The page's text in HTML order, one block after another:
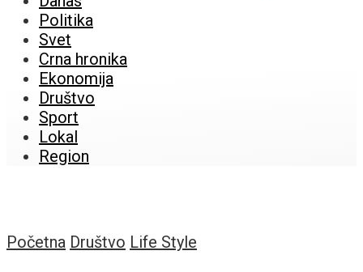
Politika
Svet
Crna hronika
Ekonomija
Društvo
Sport
Lokal
Region
Početna Društvo Life Style